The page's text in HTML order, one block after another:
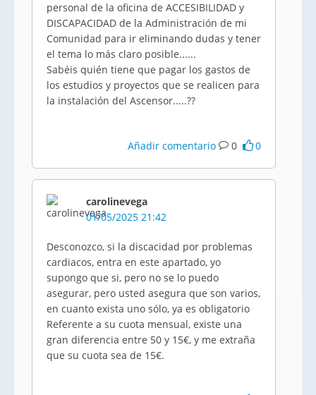
personal de la oficina de ACCESIBILIDAD y
DISCAPACIDAD de la Administración de mi
Comunidad para ir eliminando dudas y tener
el tema lo más claro posible......
Sabéis quién tiene que pagar los gastos de
los estudios y proyectos que se realicen para
la instalación del Ascensor.....??
Añadir comentario 0 0
carolinevega
01/05/2025 21:42
Desconozco, si la discacidad por problemas
cardiacos, entra en este apartado, yo
supongo que si, pero no se lo puedo
asegurar, pero usted asegura que son varios,
en cuanto exista uno sólo, ya es obligatorio
Referente a su cuota mensual, existe una
gran diferencia entre 50 y 15€, y me extraña
que su cuota sea de 15€.